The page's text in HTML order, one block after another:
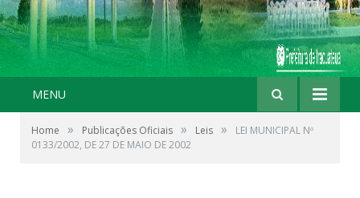
MENU
Home » Publicações Oficiais » Leis »
LEI MUNICIPAL Nº
0133/2002, DE 27 DE MAIO DE 2002